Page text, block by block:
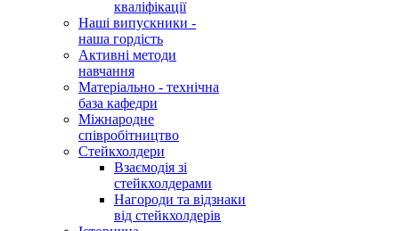
кваліфікації
Наші випускники -
наша гордість
Активні методи
навчання
Матеріально - технічна
база кафедри
Міжнародне
співробітництво
Стейкхолдери
Взаємодія зі
стейкхолдерами
Нагороди та відзнаки
від стейкхолдерів